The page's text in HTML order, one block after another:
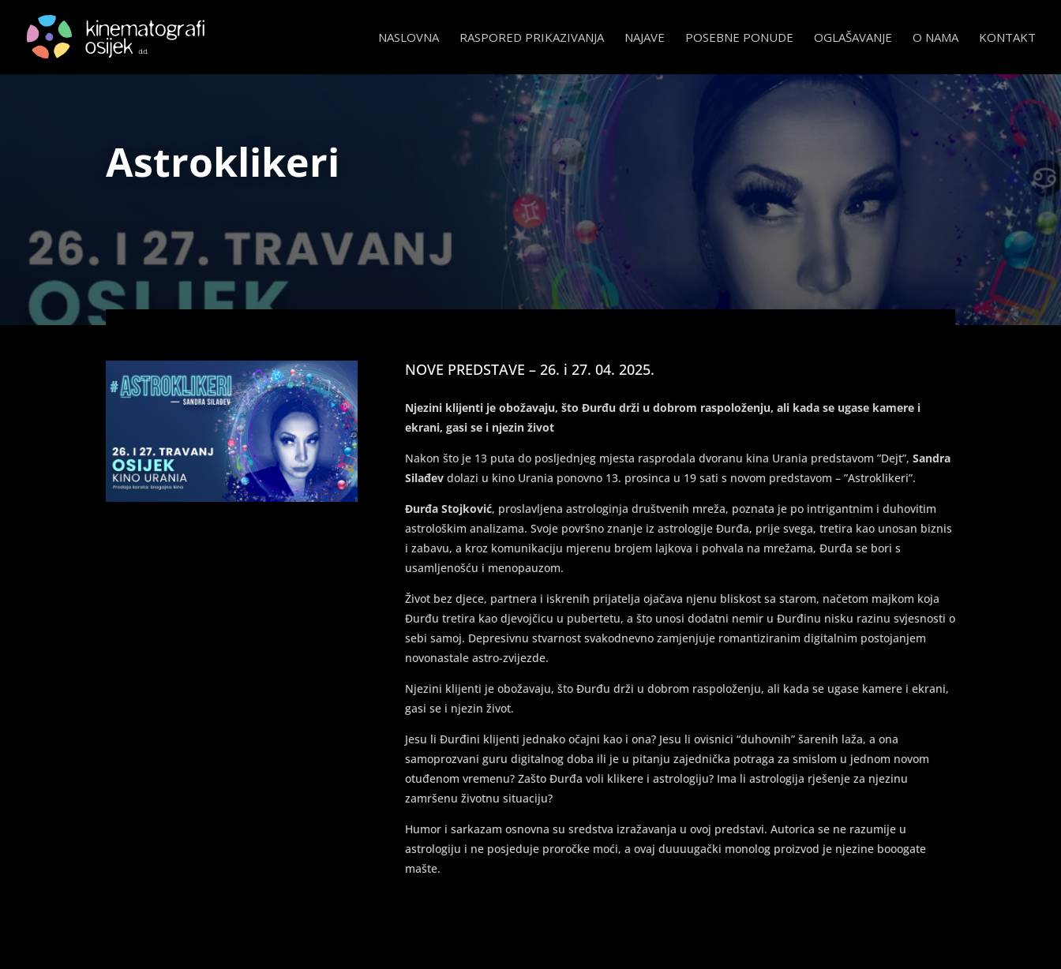
NASLOVNA RASPORED PRIKAZIVANJA NAJAVE POSEBNE PONUDE OGLAŠAVANJE O NAMA KONTAKT
Astroklikeri
NOVE PREDSTAVE – 26. i 27. 04. 2025.
Njezini klijenti je obožavaju, što Đurđu drži u dobrom raspoloženju, ali kada se ugase kamere i
ekrani, gasi se i njezin život
Nakon što je 13 puta do posljednjeg mjesta rasprodala dvoranu kina Urania predstavom ”Dejt”, Sandra
Silađevdolazi u kino Urania ponovno 13. prosinca u 19 sati s novom predstavom – ”Astroklikeri”.
Đurđa Stojković, proslavljena astrologinja društvenih mreža, poznata je po intrigantnim i duhovitim
astrološkim analizama. Svoje površno znanje iz astrologije Đurđa, prije svega, tretira kao unosan biznis
i zabavu, a kroz komunikaciju mjerenu brojem lajkova i pohvala na mrežama, Đurđa se bori s
usamljenošću i menopauzom.
Život bez djece, partnera i iskrenih prijatelja ojačava njenu bliskost sa starom, načetom majkom koja
Đurđu tretira kao djevojčicu u pubertetu, a što unosi dodatni nemir u Đurđinu nisku razinu svjesnosti o
sebi samoj. Depresivnu stvarnost svakodnevno zamjenjuje romantiziranim digitalnim postojanjem
novonastale astro-zvijezde.
Njezini klijenti je obožavaju, što Đurđu drži u dobrom raspoloženju, ali kada se ugase kamere i ekrani,
gasi se i njezin život.
Jesu li Đurđini klijenti jednako očajni kao i ona? Jesu li ovisnici “duhovnih” šarenih laža, a ona
samoprozvani guru digitalnog doba ili je u pitanju zajednička potraga za smislom u jednom novom
otuđenom vremenu? Zašto Đurđa voli klikere i astrologiju? Ima li astrologija rješenje za njezinu
zamršenu životnu situaciju?
Humor i sarkazam osnovna su sredstva izražavanja u ovoj predstavi. Autorica se ne razumije u
astrologiju i ne posjeduje proročke moći, a ovaj duuuugački monolog proizvod je njezine booogate
mašte.